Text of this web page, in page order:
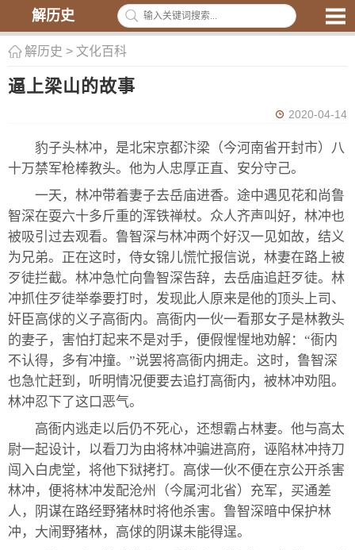
解历史
解历史 > 文化百科
逼上梁山的故事
2020-04-14
豹子头林冲，是北宋京都汴梁（今河南省开封市）八
十万禁军枪棒教头。他为人忠厚正直、安分守己。
一天，林冲带着妻子去岳庙进香。途中遇见花和尚鲁
智深在耍六十多斤重的浑铁禅杖。众人齐声叫好，林冲也
被吸引过去观看。鲁智深与林冲两个好汉一见如故，结义
为兄弟。正在这时，侍女锦儿慌忙报信说，林妻在路上被
歹徒拦截。林冲急忙向鲁智深告辞，去岳庙追赶歹徒。林
冲抓住歹徒举拳要打时，发现此人原来是他的顶头上司、
奸臣高俅的义子高衙内。高衙内一伙一看那女子是林教头
的妻子，害怕打起来不是对手，便假惺惺地劝解：“衙内
不认得，多有冲撞。”说罢将高衙内拥走。这时，鲁智深
也急忙赶到，听明情况便要去追打高衙内，被林冲劝阻。
林冲忍下了这口恶气。
高衙内逃走以后仍不死心，还想霸占林妻。他与高太
尉一起设计，以看刀为由将林冲骗进高府，诬陷林冲持刀
闯入白虎堂，将他下狱拷打。高俅一伙不便在京公开杀害
林冲，便将林冲发配沧州（今属河北省）充军，买通差
人，阴谋在路经野猪林时将他杀害。鲁智深暗中保护林
冲，大闹野猪林，高俅的阴谋未能得逞。